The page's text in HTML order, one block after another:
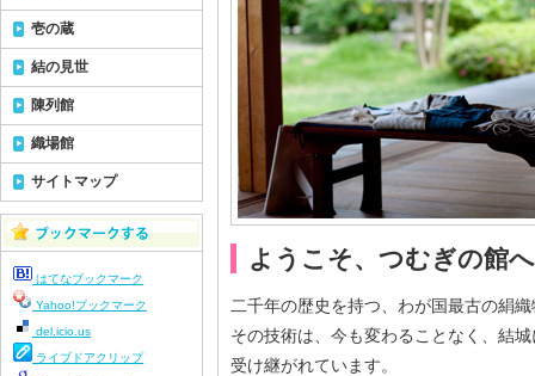
ようこそ、つむぎの館へ
二千年の歴史を持つ、わが国最古の絹
その技術は、今も変わることなく、結
受け継がれています。
壱の蔵
結の見世
陳列館
織場館
サイトマップ
はてなブックマーク
Yahoo!ブックマーク
del.icio.us
ライブドアクリップ